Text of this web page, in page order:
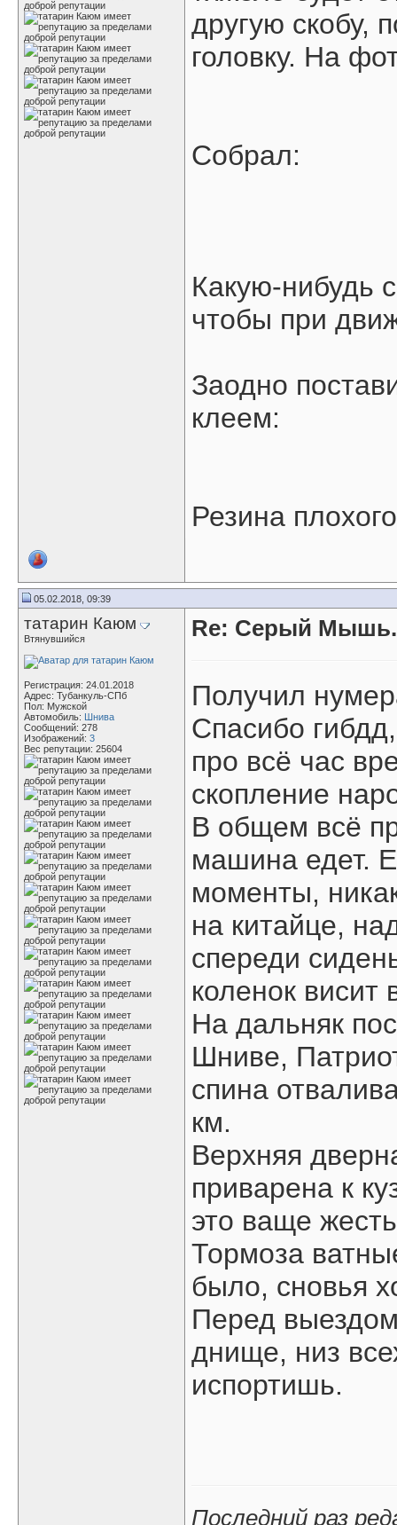
другую скобу,
головку. На
Собрал:
Какую-нибудь
чтобы при
Заодно
клеем:
Резина
05.02.2018, 09:39
татарин Каюм
Втянувшийся
Регистрация: 24.01.2018
Адрес: Тубанкуль-СПб
Пол: Мужской
Автомобиль: Шнива
Сообщений: 278
Изображений: 3
Вес репутации: 25604
Re: Серый Мышь.
Получил
Спасибо
про всё час
скопление
В общем всё
машина едет.
моменты,
на китайце,
спереди
коленок висит
На дальняк
Шниве,
спина
км.
Верхняя
приварена к
это ваще
Тормоза
было, сновья
Перед
днище, низ
испортишь.
Последний раз